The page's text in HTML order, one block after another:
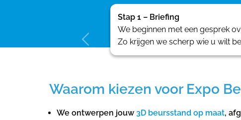
Stap 1 – Briefing
We beginnen met een gesprek
Zo krijgen we scherp wie u wilt
Waarom kiezen voor Expo
We ontwerpen jouw 3D beursstand op maat,